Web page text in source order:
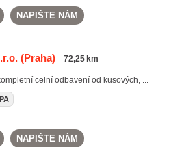
NAPIŠTE NÁM
(Praha) 72,25 km
celní odbavení od kusových, ...
NAPIŠTE NÁM